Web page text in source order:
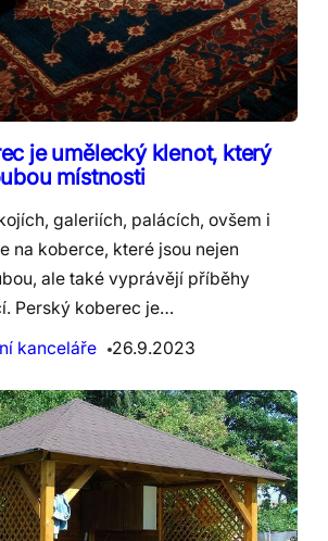
je umělecký klenot, který
místnosti
galeriích, palácích, ovšem i
na koberce, které jsou nejen
ale také vyprávějí příběhy
Perský koberec je…
kanceláře
26.9.2023